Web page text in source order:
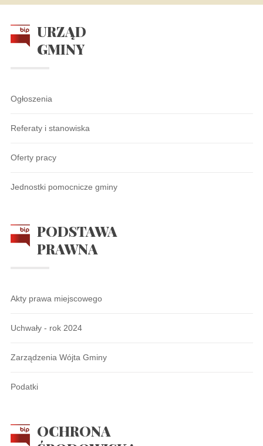
URZĄD
GMINY
Ogłoszenia
Referaty i stanowiska
Oferty pracy
Jednostki pomocnicze gminy
PODSTAWA
PRAWNA
Akty prawa miejscowego
Uchwały - rok 2024
Zarządzenia Wójta Gminy
Podatki
OCHRONA